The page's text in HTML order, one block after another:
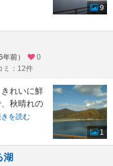
9
前）
0
ミ：12件
れいに鮮
秋晴れの
を読む
1
湖